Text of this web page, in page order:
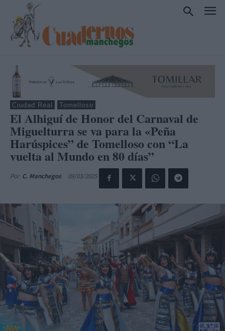
Ciudad Real Tomelloso
El Alhiguí de Honor del Carnaval de
Miguelturra se va para la «Peña
Harúspices” de Tomelloso con “La
vuelta al Mundo en 80 días”
Por C. Manchegos 09/03/2025